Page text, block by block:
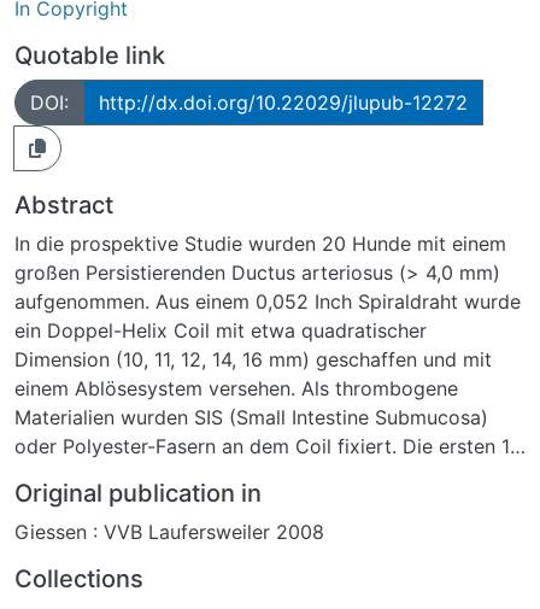
In Copyright
Quotable link
DOI: http://dx.doi.org/10.22029/jlupub-12272
Abstract
In die prospektive Studie wurden 20 Hunde mit einem
großen Persistierenden Ductus arteriosus (> 4,0 mm)
aufgenommen. Aus einem 0,052 Inch Spiraldraht wurde
ein Doppel-Helix Coil mit etwa quadratischer
Dimension (10, 11, 12, 14, 16 mm) geschaffen und mit
einem Ablösesystem versehen. Als thrombogene
Materialien wurden SIS (Small Intestine Submucosa)
oder Polyester-Fasern an dem Coil fixiert. Die ersten 10
je einen Polyester-Coil. Die Implantation erfolgte
transvenös von der Vena femoralis ausgehend. Die
Jahr umfassten den angiographischen Shunt-Grad,
Original publication in
Giessen : VVB Laufersweiler 2008
Collections